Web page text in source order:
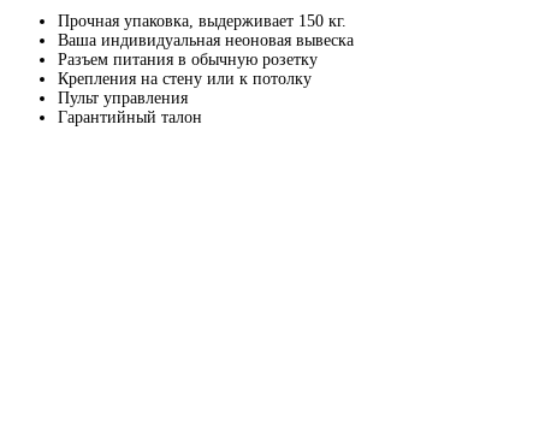
Прочная упаковка, выдерживает 150 кг.
Ваша индивидуальная неоновая вывеска
Разъем питания в обычную розетку
Крепления на стену или к потолку
Пульт управления
Гарантийный талон